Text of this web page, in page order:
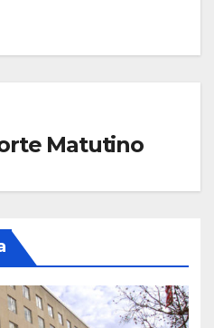
Matutino